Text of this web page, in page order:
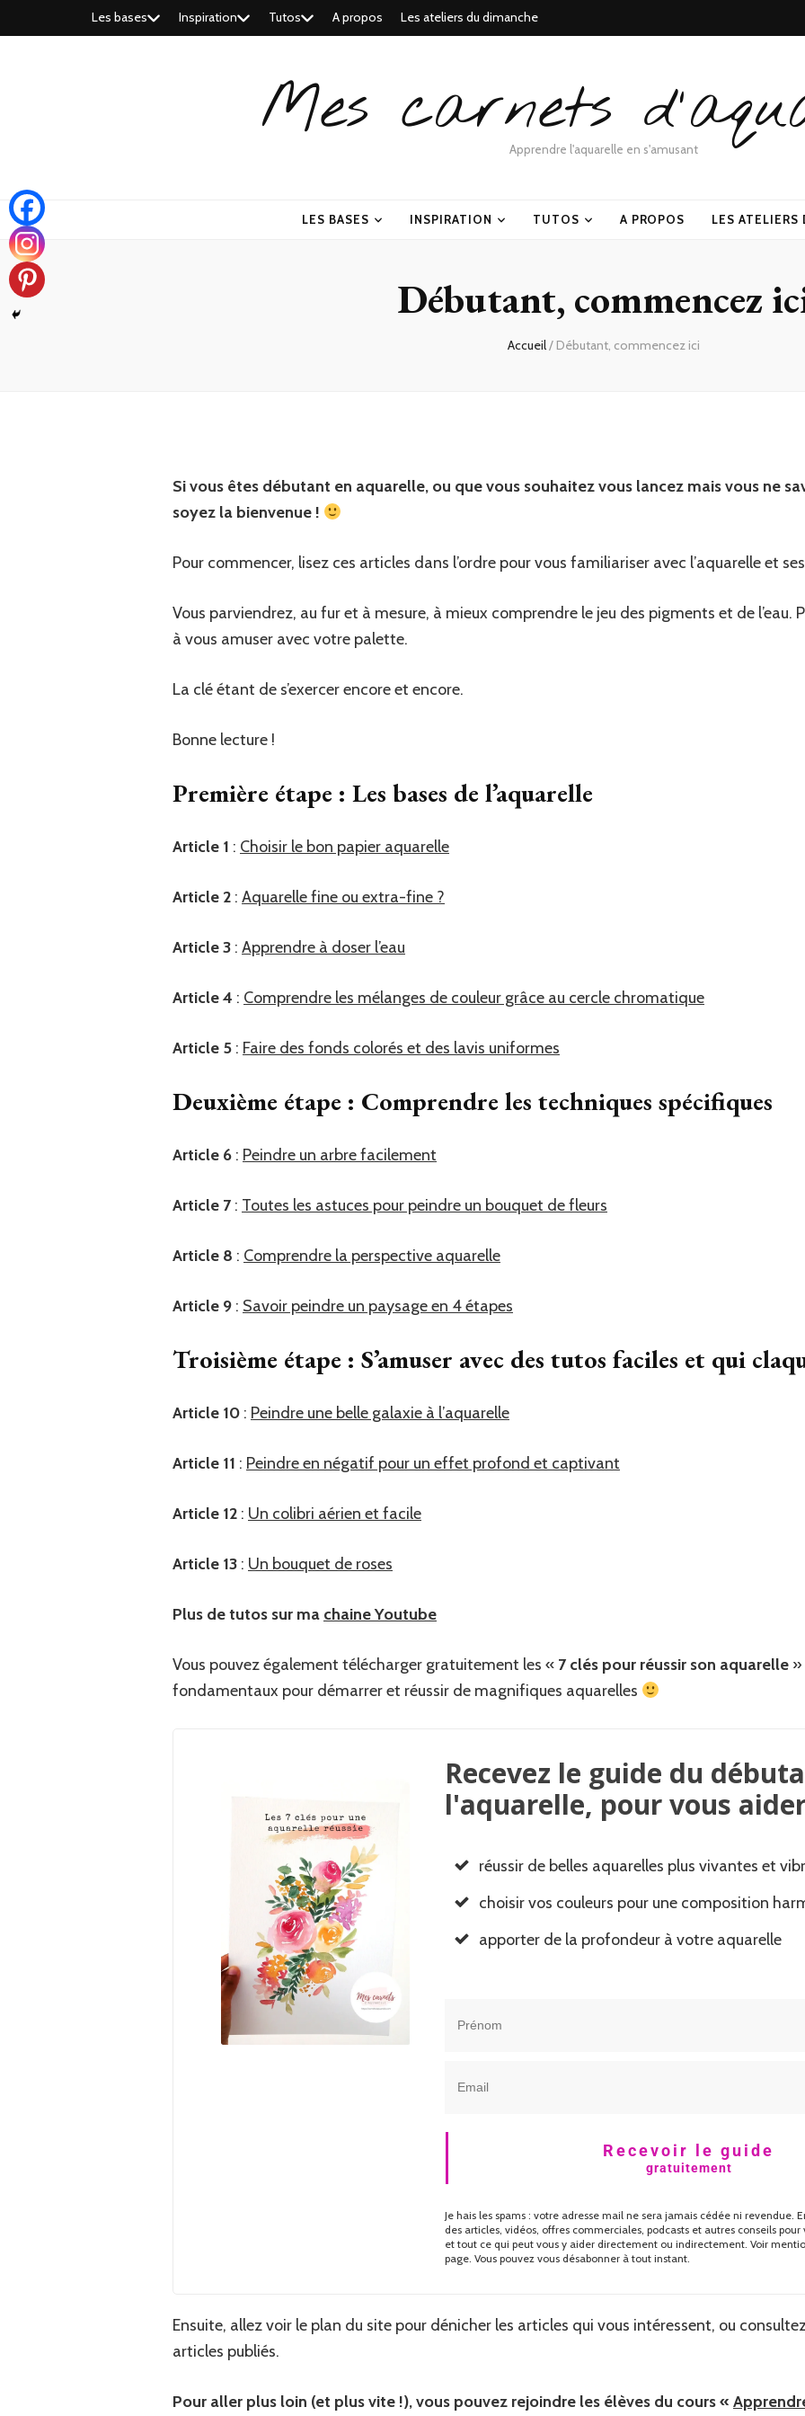
Les bases Inspiration Tutos A propos Les ateliers du dimanche
Mes carnets
Apprendre l'aquarelle en s'amusant
LES BASES INSPIRATION TUTOS A PROPOS LES ATELIERS
Débutant, commencez
Accueil/ Débutant, commencez ici
Si vous êtes débutant en aquarelle, ou que vous souhaitez vous lancez mais vous ne
soyez la bienvenue !
Pour commencer, lisez ces articles dans l’ordre pour vous familiariser avec l’aquarelle et
Vous parviendrez, au fur et à mesure, à mieux comprendre le jeu des pigments et de l’eau.
à vous amuser avec votre palette.
La clé étant de s’exercer encore et encore.
Bonne lecture !
Première étape : Les bases de l’aquarelle
Article 1 : Choisir le bon papier aquarelle
Article 2 : Aquarelle fine ou extra-fine ?
Article 3 : Apprendre à doser l’eau
Article 4 : Comprendre les mélanges de couleur grâce au cercle chromatique
Article 5 : Faire des fonds colorés et des lavis uniformes
Deuxième étape : Comprendre les techniques spécifiques
Article 6 : Peindre un arbre facilement
Article 7 : Toutes les astuces pour peindre un bouquet de fleurs
Article 8 : Comprendre la perspective aquarelle
Article 9 : Savoir peindre un paysage en 4 étapes
Troisième étape : S’amuser avec des tutos faciles et qui
Article 10 : Peindre une belle galaxie à l’aquarelle
Article 11 : Peindre en négatif pour un effet profond et captivant
Article 12 : Un colibri aérien et facile
Article 13 : Un bouquet de roses
Plus de tutos sur ma chaine Youtube
Vous pouvez également télécharger gratuitement les « 7 clés pour réussir son aquarelle
fondamentaux pour démarrer et réussir de magnifiques aquarelles
Recevez le guide du
l'aquarelle, pour vous
réussir de belles aquarelles plus vivantes et
choisir vos couleurs pour une composition
apporter de la profondeur à votre aquarelle
Recevoir le guide
gratuitement
Je hais les spams : votre adresse mail ne sera jamais cédée ni revendue.
des articles, vidéos, offres commerciales, podcasts et autres conseils
et tout ce qui peut vous y aider directement ou indirectement. Voir
page. Vous pouvez vous désabonner à tout instant.
Ensuite, allez voir le plan du site pour dénicher les articles qui vous intéressent, ou
articles publiés.
Pour aller plus loin (et plus vite !), vous pouvez rejoindre les élèves du cours «